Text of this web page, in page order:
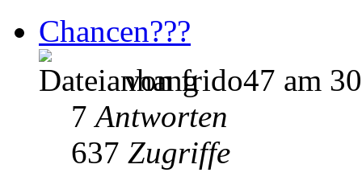
Chancen???
von frido47 am
7Antworten
637 Zugriffe